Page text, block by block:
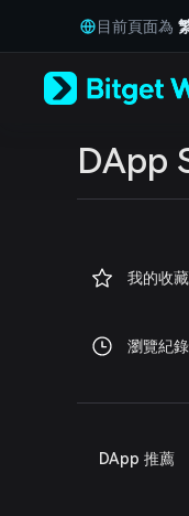
Tiếng Việt
Русский
Español (Latinoamérica)
Português (Portugal)
Bahasa Indonesia
Español (Argentina)
目前頁面為
DApp
我的收藏
瀏覽紀錄
DApp 推薦